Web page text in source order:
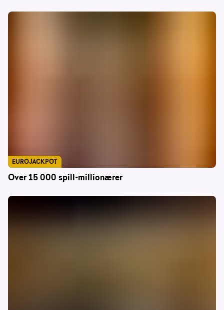
Over 15 000 spill-millionærer
EUROJACKPOT